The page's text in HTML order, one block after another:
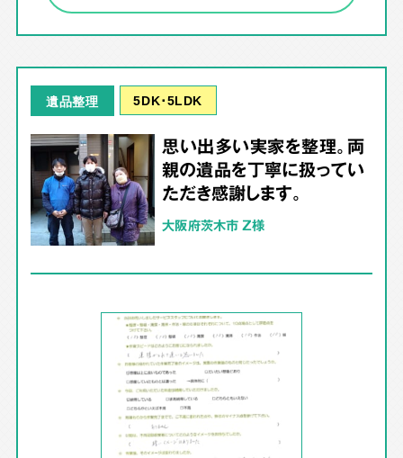
遺品整理 5DK･5LDK
思い出多い実家を整理。両
親の遺品を丁寧に扱ってい
ただき感謝します。
大阪府茨木市 Z様